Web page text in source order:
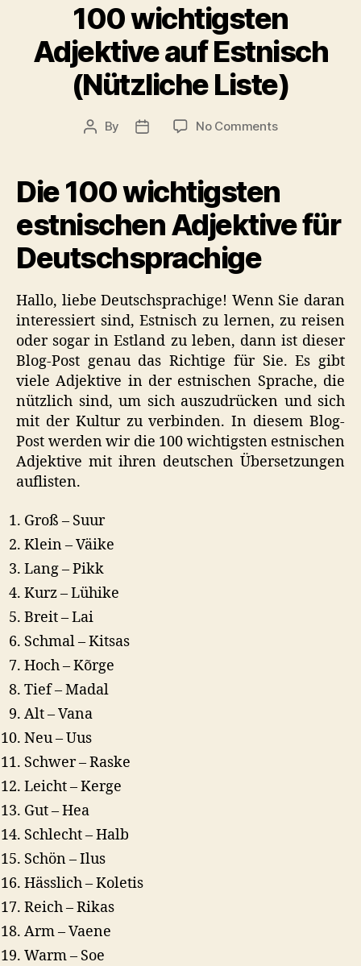
100 wichtigsten
Adjektive auf Estnisch
(Nützliche Liste)
Post
By
Post
No Commentson
Estnisch
(Nützliche
Die 100 wichtigsten
estnischen Adjektive für
Deutschsprachige
Hallo, liebe Deutschsprachige! Wenn Sie daran
interessiert sind, Estnisch zu lernen, zu reisen
oder sogar in Estland zu leben, dann ist dieser
Blog-Post genau das Richtige für Sie. Es gibt
viele Adjektive in der estnischen Sprache, die
nützlich sind, um sich auszudrücken und sich
mit der Kultur zu verbinden. In diesem Blog-
Post werden wir die 100 wichtigsten estnischen
Adjektive mit ihren deutschen Übersetzungen
auflisten.
Groß – Suur
Klein – Väike
Lang – Pikk
Kurz – Lühike
Breit – Lai
Schmal – Kitsas
Hoch – Kõrge
Tief – Madal
Alt – Vana
Neu – Uus
Schwer – Raske
Leicht – Kerge
Gut – Hea
Schlecht – Halb
Schön – Ilus
Hässlich – Koletis
Reich – Rikas
Arm – Vaene
Warm – Soe